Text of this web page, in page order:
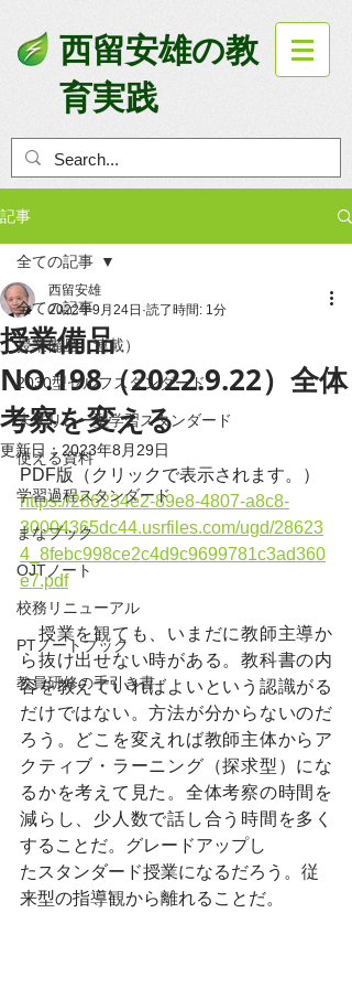
西留安雄の教
育実践
記事
全ての記事
授業備品（連載）
2030型セルフスタンダード
未来リレー型学習スタンダード
使える資料
学習過程スタンダード
まなブック
OJTノート
校務リニューアル
PTノートブック
教員研修の手引き書
全ての記事
授業備品
NO.198（2022.9.22）全体
考察を変える
西留安雄
2022年9月24日 読了時間: 1分
更新日： 2023年8月29日
PDF版（クリックで表示されます。）
https://286234e2-89e8-4807-a8c8-
30004365dc44.usrfiles.com/ugd/28623
4_8febc998ce2c4d9c9699781c3ad360
e7.pdf
授業を観ても、いまだに教師主導か
ら抜け出せない時がある。教科書の内
容を教えていればよいという認識がる
だけではない。方法が分からないのだ
ろう。どこを変えれば教師主体からア
クティブ・ラーニング（探求型）にな
るかを考えて見た。全体考察の時間を
減らし、少人数で話し合う時間を多く
することだ。グレードアップし
たスタンダード授業になるだろう。従
来型の指導観から離れることだ。